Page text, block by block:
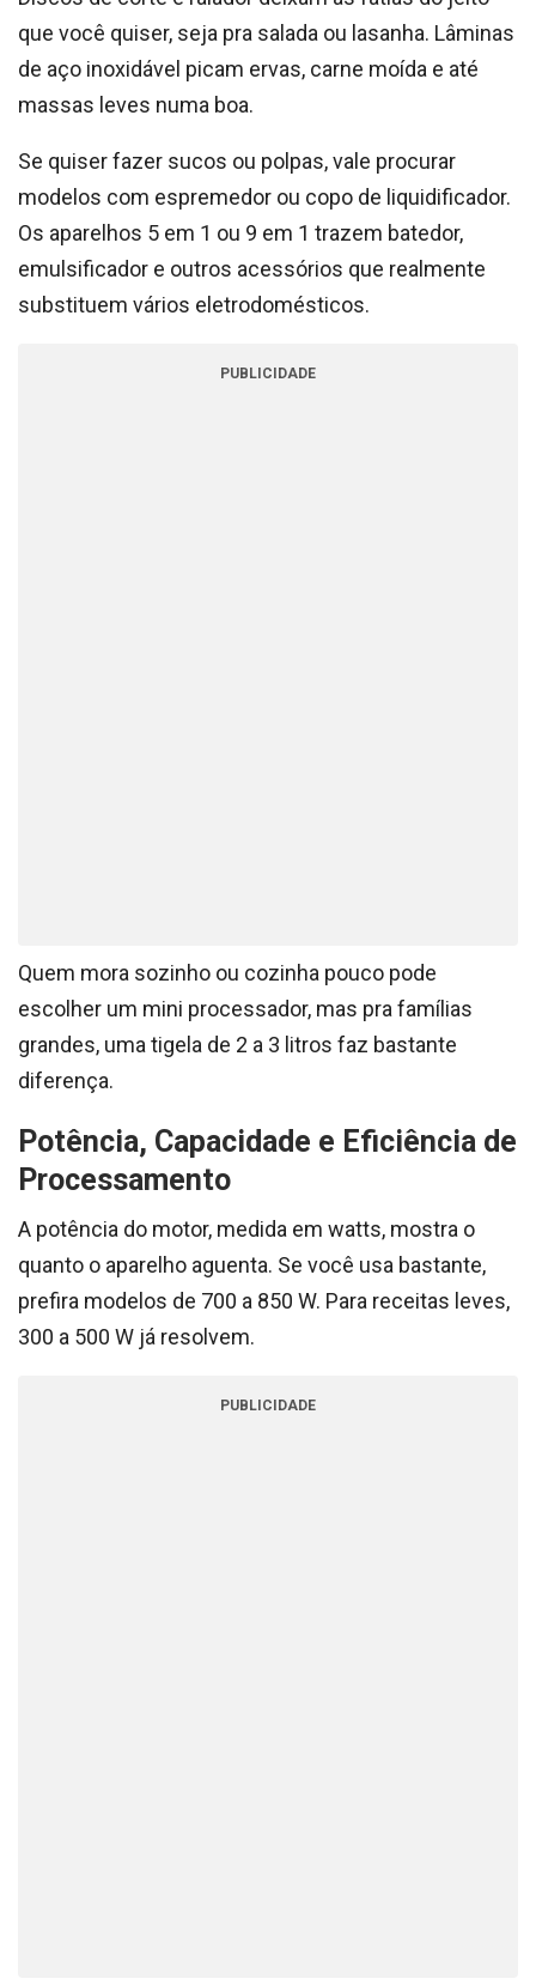
que você quiser, seja pra salada ou lasanha. Lâminas
de aço inoxidável picam ervas, carne moída e até
massas leves numa boa.
Se quiser fazer sucos ou polpas, vale procurar
modelos com espremedor ou copo de liquidificador.
Os aparelhos 5 em 1 ou 9 em 1 trazem batedor,
emulsificador e outros acessórios que realmente
substituem vários eletrodomésticos.
PUBLICIDADE
Quem mora sozinho ou cozinha pouco pode
escolher um mini processador, mas pra famílias
grandes, uma tigela de 2 a 3 litros faz bastante
diferença.
Potência, Capacidade e Eficiência de
Processamento
A potência do motor, medida em watts, mostra o
quanto o aparelho aguenta. Se você usa bastante,
prefira modelos de 700 a 850 W. Para receitas leves,
300 a 500 W já resolvem.
PUBLICIDADE